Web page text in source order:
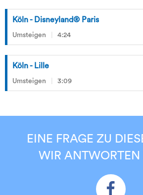
Köln - Disneyland® Paris
Umsteigen 4:24
Köln - Lille
Umsteigen 3:09
EINE FRAGE ZU
WIR